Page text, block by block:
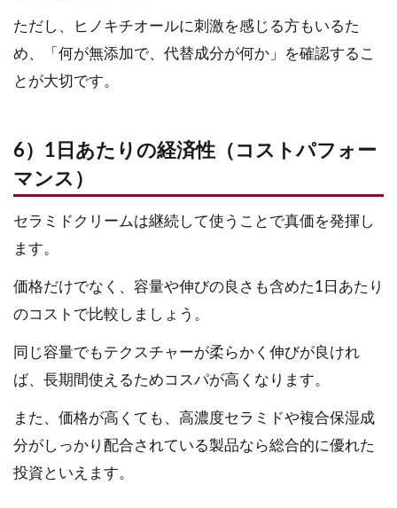
ただし、ヒノキチオールに刺激を感じる方もいるた
め、「何が無添加で、代替成分が何か」を確認するこ
とが大切です。
6）1日あたりの経済性（コストパフォー
マンス）
セラミドクリームは継続して使うことで真価を発揮し
ます。
価格だけでなく、容量や伸びの良さも含めた1日あたり
のコストで比較しましょう。
同じ容量でもテクスチャーが柔らかく伸びが良けれ
ば、長期間使えるためコスパが高くなります。
また、価格が高くても、高濃度セラミドや複合保湿成
分がしっかり配合されている製品なら総合的に優れた
投資といえます。